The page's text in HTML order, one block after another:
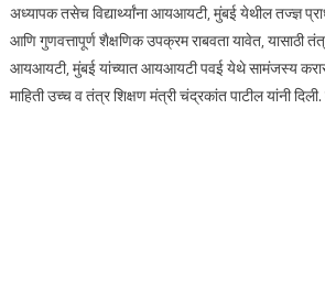
अध्यापक तसेच विद्यार्थ्यांना आयआयटी, मुंबई येथील तज्ज्ञ
आणि गुणवत्तापूर्ण शैक्षणिक उपक्रम राबवता यावेत, यासाठी
आयआयटी, मुंबई यांच्यात आयआयटी पवई येथे सामंजस्य
माहिती उच्च व तंत्र शिक्षण मंत्री चंद्रकांत पाटील यांनी